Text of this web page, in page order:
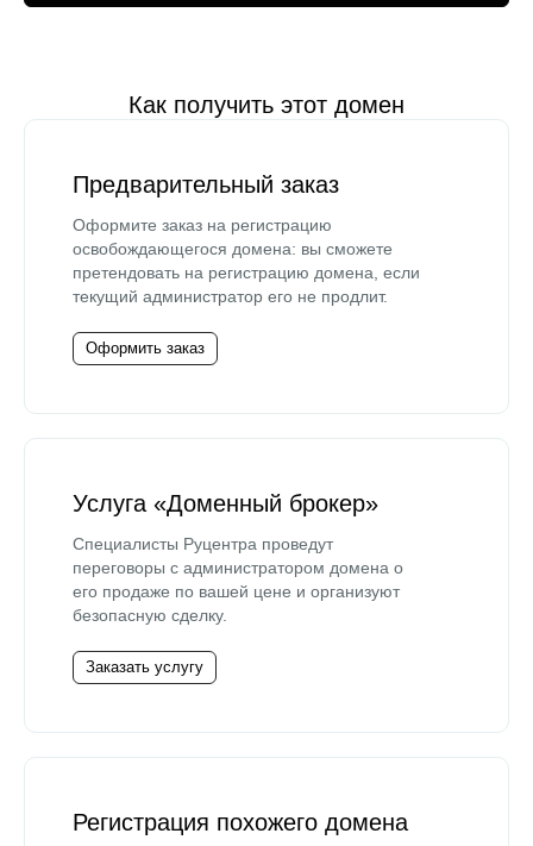
Как получить этот домен
Предварительный заказ
Оформите заказ на регистрацию
освобождающегося домена: вы сможете
претендовать на регистрацию домена, если
текущий администратор его не продлит.
Оформить заказ
Услуга «Доменный брокер»
Специалисты Руцентра проведут
переговоры с администратором домена о
его продаже по вашей цене и организуют
безопасную сделку.
Заказать услугу
Регистрация похожего домена